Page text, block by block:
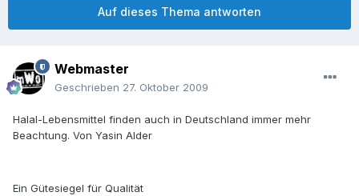
Auf dieses Thema antworten
Webmaster
Geschrieben 27. Oktober 2009
Halal-Lebensmittel finden auch in Deutschland immer mehr
Beachtung. Von Yasin Alder
Ein Gütesiegel für Qualität